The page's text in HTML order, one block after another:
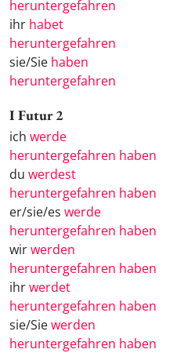
heruntergefahren
ihr habet
heruntergefahren
sie/Sie haben
heruntergefahren
I Futur 2
ich werde
heruntergefahren haben
du werdest
heruntergefahren haben
er/sie/es werde
heruntergefahren haben
wirwerden
heruntergefahren haben
ihrwerdet
heruntergefahren haben
sie/Siewerden
heruntergefahren haben